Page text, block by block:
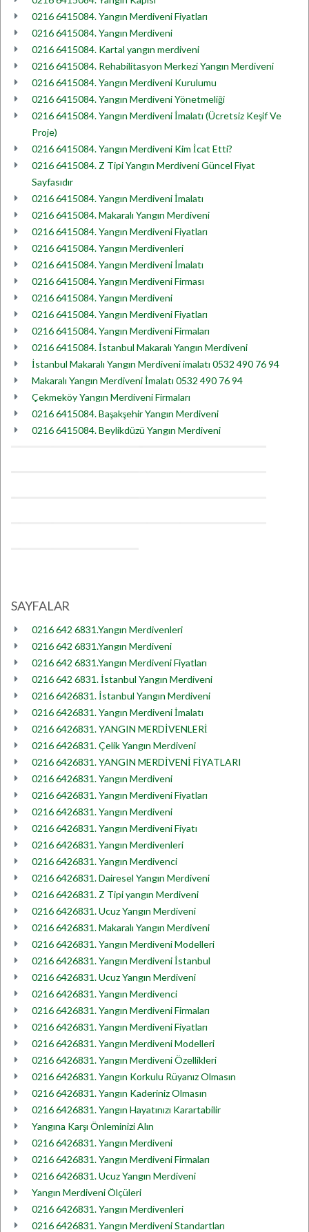
0216 6415084. Yangın Merdiveni Fiyatları
0216 6415084. Yangın Merdiveni
0216 6415084. Kartal yangın merdiveni
0216 6415084. Rehabilitasyon Merkezi Yangın Merdiveni
0216 6415084. Yangın Merdiveni Kurulumu
0216 6415084. Yangın Merdiveni Yönetmeliği
0216 6415084. Yangın Merdiveni İmalatı (Ücretsiz Keşif Ve
Proje)
0216 6415084. Yangın Merdiveni Kim İcat Etti?
0216 6415084. Z Tipi Yangın Merdiveni Güncel Fiyat
Sayfasıdır
0216 6415084. Yangın Merdiveni İmalatı
0216 6415084. Makaralı Yangın Merdiveni
0216 6415084. Yangın Merdiveni Fiyatları
0216 6415084. Yangın Merdivenleri
0216 6415084. Yangın Merdiveni İmalatı
0216 6415084. Yangın Merdiveni Firması
0216 6415084. Yangın Merdiveni
0216 6415084. Yangın Merdiveni Fiyatları
0216 6415084. Yangın Merdiveni Firmaları
0216 6415084. İstanbul Makaralı Yangın Merdiveni
İstanbul Makaralı Yangın Merdiveni imalatı 0532 490 76 94
Makaralı Yangın Merdiveni İmalatı 0532 490 76 94
Çekmeköy Yangın Merdiveni Firmaları
0216 6415084. Başakşehir Yangın Merdiveni
0216 6415084. Beylikdüzü Yangın Merdiveni
SAYFALAR
0216 642 6831.Yangın Merdivenleri
0216 642 6831.Yangın Merdiveni
0216 642 6831.Yangın Merdiveni Fiyatları
0216 642 6831. İstanbul Yangın Merdiveni
0216 6426831. İstanbul Yangın Merdiveni
0216 6426831. Yangın Merdiveni İmalatı
0216 6426831. YANGIN MERDİVENLERİ
0216 6426831. Çelik Yangın Merdiveni
0216 6426831. YANGIN MERDİVENİ FİYATLARI
0216 6426831. Yangın Merdiveni
0216 6426831. Yangın Merdiveni Fiyatları
0216 6426831. Yangın Merdiveni
0216 6426831. Yangın Merdiveni Fiyatı
0216 6426831. Yangın Merdivenleri
0216 6426831. Yangın Merdivenci
0216 6426831. Dairesel Yangın Merdiveni
0216 6426831. Z Tipi yangın Merdiveni
0216 6426831. Ucuz Yangın Merdiveni
0216 6426831. Makaralı Yangın Merdiveni
0216 6426831. Yangın Merdiveni Modelleri
0216 6426831. Yangın Merdiveni İstanbul
0216 6426831. Ucuz Yangın Merdiveni
0216 6426831. Yangın Merdivenci
0216 6426831. Yangın Merdiveni Firmaları
0216 6426831. Yangın Merdiveni Fiyatları
0216 6426831. Yangın Merdiveni Modelleri
0216 6426831. Yangın Merdiveni Özellikleri
0216 6426831. Yangın Korkulu Rüyanız Olmasın
0216 6426831. Yangın Kaderiniz Olmasın
0216 6426831. Yangın Hayatınızı Karartabilir
Yangına Karşı Önleminizi Alın
0216 6426831. Yangın Merdiveni
0216 6426831. Yangın Merdiveni Firmaları
0216 6426831. Ucuz Yangın Merdiveni
Yangın Merdiveni Ölçüleri
0216 6426831. Yangın Merdivenleri
0216 6426831. Yangın Merdiveni Standartları